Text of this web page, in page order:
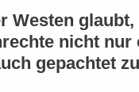
Westen glaubt,
nicht nur
gepachtet